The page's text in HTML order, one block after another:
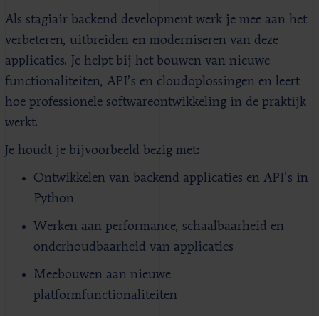
Als stagiair backend development werk je mee aan het
verbeteren, uitbreiden en moderniseren van deze
applicaties. Je helpt bij het bouwen van nieuwe
functionaliteiten, API’s en cloudoplossingen en leert
hoe professionele softwareontwikkeling in de praktijk
werkt.
Je houdt je bijvoorbeeld bezig met:
Ontwikkelen van backend applicaties en API’s in
Python
Werken aan performance, schaalbaarheid en
onderhoudbaarheid van applicaties
Meebouwen aan nieuwe
platformfunctionaliteiten